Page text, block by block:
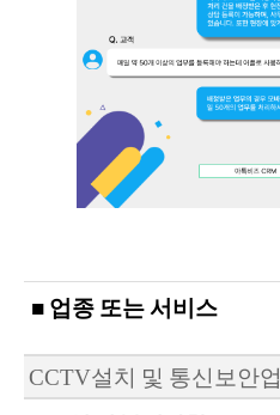
■ 업종 또는 서비스
CCTV설치 및 통신보안업